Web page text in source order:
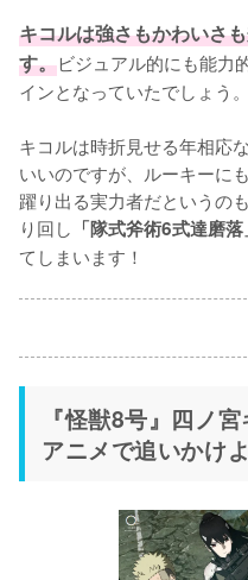
キコルは強さもかわいさ
す。ビジュアル的にも能力
インとなっていたでしょう。
キコルは時折見せる年相応
いいのですが、ルーキーに
躍り出る実力者だというの
り回し 「隊式斧術6式達磨
てしまいます！
『怪獣8号』四ノ
アニメで追いかけ